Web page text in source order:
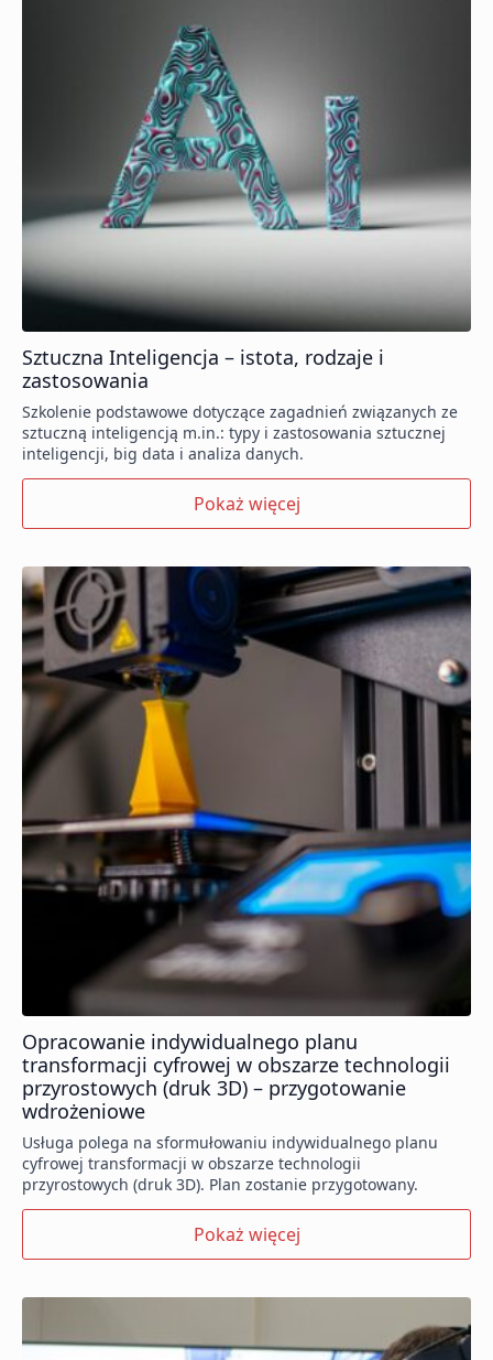
Pokaż więcej
Sztuczna Inteligencja – istota, rodzaje i
zastosowania
Szkolenie podstawowe dotyczące zagadnień związanych ze
sztuczną inteligencją m.in.: typy i zastosowania sztucznej
inteligencji, big data i analiza danych.
Pokaż więcej
Opracowanie indywidualnego planu
transformacji cyfrowej w obszarze technologii
przyrostowych (druk 3D) – przygotowanie
wdrożeniowe
Usługa polega na sformułowaniu indywidualnego planu
cyfrowej transformacji w obszarze technologii
przyrostowych (druk 3D). Plan zostanie przygotowany.